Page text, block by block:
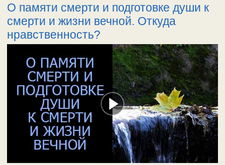
О памяти смерти и подготовке души к
смерти и жизни вечной. Откуда
нравственность?